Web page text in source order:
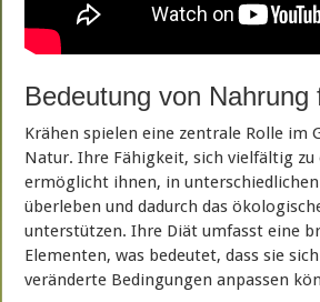
Bedeutung von Nahrung
Krähen spielen eine zentrale Rolle im
Natur. Ihre Fähigkeit, sich vielfältig zu
ermöglicht ihnen, in
überleben und dadurch das
unterstützen. Ihre Diät umfasst eine
Elementen, was bedeutet, dass sie
veränderte Bedingungen anpassen